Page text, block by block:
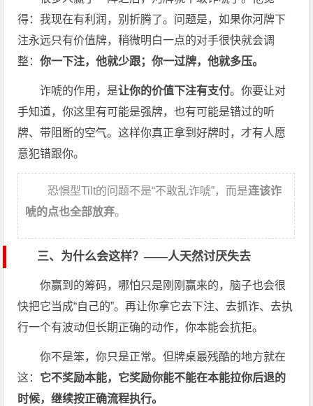
得：我现在有利润，别折腾了。问题是，如果你河牌下
注永远只有价值牌，稍微明白一点的对手很快就会调
整：你一下注，他就少跟；你一过牌，他就多压。
诈唬的作用，是让你的价值下注有支付。你要让对
手知道，你这里有可能是强牌，也有可能是错过的听
牌、带阻断的空气。这样你真正拿到好牌时，才有人愿
意犯错跟你。
恐惧型Tilt的问题不是“不敢乱诈唬”，而是连该诈
唬的点也全部放弃。
三、为什么会这样？——人天然讨厌失去
你赢到的筹码，哪怕只是刚刚赢来的，脑子也会很
快把它当成“自己的”。再让你拿它去下注、去抓诈、去执
行一个有波动但长期正确的动作，你本能会抗拒。
你不是笨，你只是正常。但牌桌最残酷的地方就在
这： 它不奖励本能，它奖励你能不能在本能拉你后退的
时候，继续按正确流程执行。